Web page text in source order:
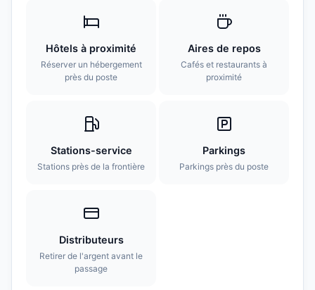
Hôtels à proximité
Réserver un hébergement
près du poste
Aires de repos
Cafés et restaurants à
proximité
Stations-service
Stations près de la frontière
Parkings
Parkings près du poste
Distributeurs
Retirer de l'argent avant le
passage